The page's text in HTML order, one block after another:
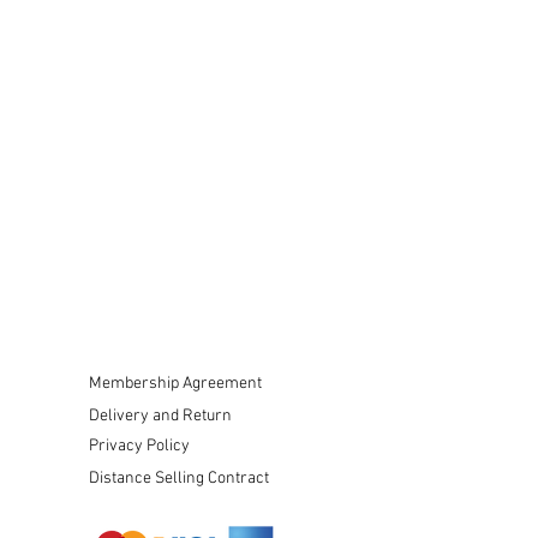
Membership Agreement
Delivery and Return
Privacy Policy
Distance Selling Contract